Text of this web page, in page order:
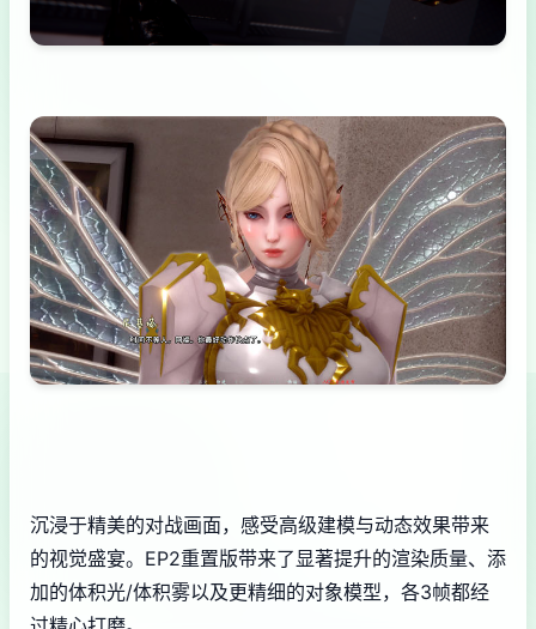
沉浸于精美的对战画面，感受高级建模与动态效果带来
的视觉盛宴。EP2重置版带来了显著提升的渲染质量、添
加的体积光/体积雾以及更精细的对象模型，各3帧都经